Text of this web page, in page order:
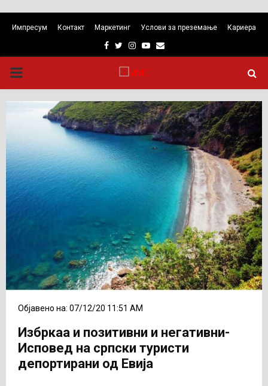
Импресум Контакт Маркетинг Услови за преземање Кариера
Facebook
TwitterInstagram
Youtube
Email
PRIMARY
MENU
Објавено на: 07/12/20 11:51 AM
Избркаа и позитивни и негативни-
Исповед на српски туристи
депортирани од Евија